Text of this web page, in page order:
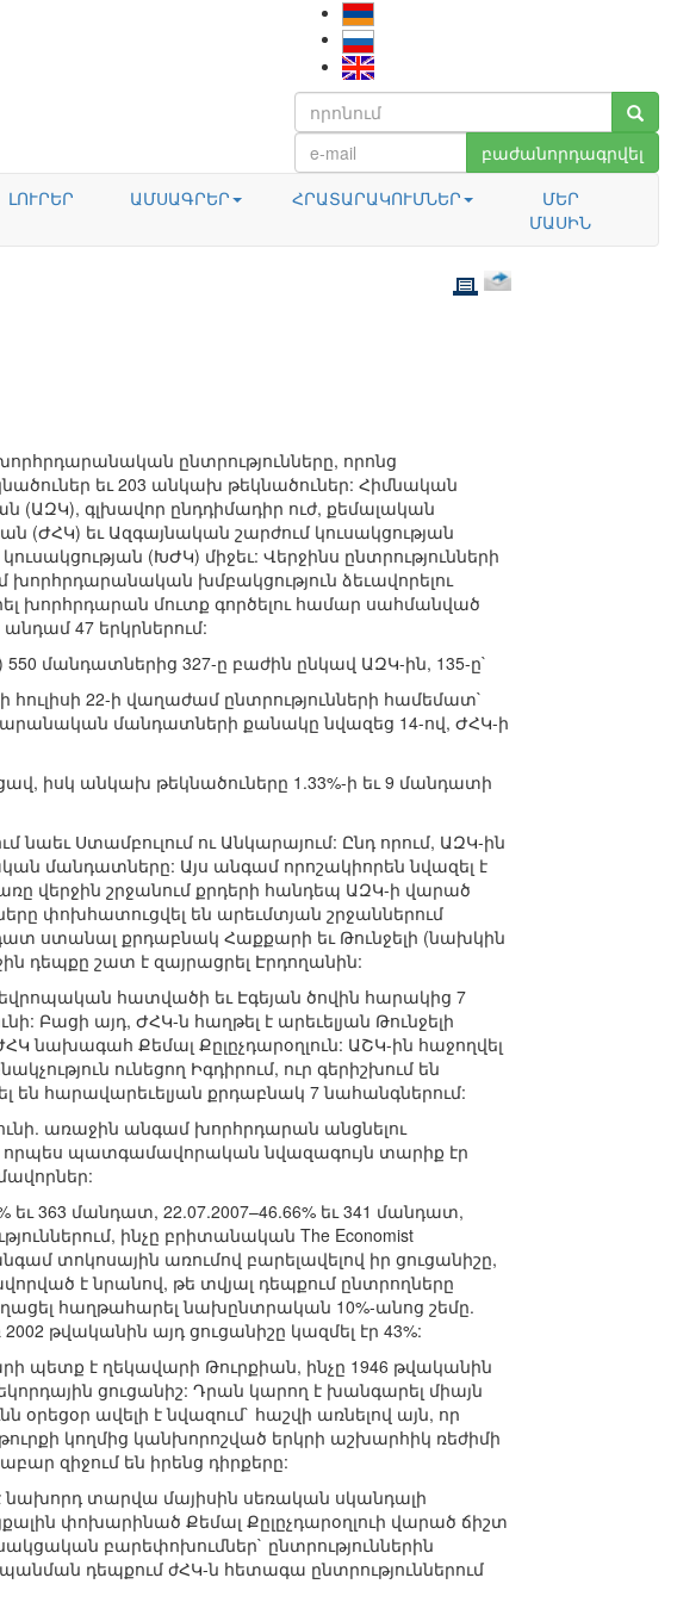
բաժանորդագրվել
ԼՈՒՐԵՐ ԱՄՍԱԳՐԵՐ ՀՐԱՏԱՐԱԿՈՒՄՆԵՐ
ՄԵՐ
ՄԱՍԻՆ
ընտրությունները, որոնց
եւ 203 անկախ թեկնածուներ: Հիմնական
(ԱԶԿ), գլխավոր ընդդիմադիր ուժ, քեմալական
(ԺՀԿ) եւ Ազգայնական շարժում կուսակցության
(ԽԺԿ) միջեւ: Վերջինս ընտրությունների
խմբակցություն ձեւավորելու
խորհրդարան մուտք գործելու համար սահմանված
47 երկրներում:
550 մանդատներից 327-ը բաժին ընկավ ԱԶԿ-ին, 135-ը`
22-ի վաղաժամ ընտրությունների համեմատ`
մանդատների քանակը նվազեց 14-ով, ԺՀԿ-ի
իսկ անկախ թեկնածուները 1.33%-ի եւ 9 մանդատի
Ստամբուլում ու Անկարայում: Ընդ որում, ԱԶԿ-ին
մանդատները: Այս անգամ որոշակիորեն նվազել է
վերջին շրջանում քրդերի հանդեպ ԱԶԿ-ի վարած
փոխհատուցվել են արեւմտյան շրջաններում
ստանալ քրդաբնակ Հաքքարի եւ Թունջելի (նախկին
դեպքը շատ է զայրացրել Էրդողանին:
եվրոպական հատվածի եւ Էգեյան ծովին հարակից 7
Բացի այդ, ԺՀԿ-ն հաղթել է արեւելյան Թունջելի
նախագահ Քեմալ Քըլըչդարօղլուն: ԱՇԿ-ին հաջողվել
ունեցող Իգդիրում, ուր գերիշխում են
հարավարեւելյան քրդաբնակ 7 նահանգներում:
առաջին անգամ խորհրդարան անցնելու
որպես պատգամավորական նվազագույն տարիք էր
363 մանդատ, 22.07.2007–46.66% եւ 341 մանդատ,
ինչը բրիտանական The Economist
տոկոսային առումով բարելավելով իր ցուցանիշը,
է նրանով, թե տվյալ դեպքում ընտրողները
հաղթահարել նախընտրական 10%-անոց շեմը.
թվականին այդ ցուցանիշը կազմել էր 43%:
պետք է ղեկավարի Թուրքիան, ինչը 1946 թվականին
ցուցանիշ: Դրան կարող է խանգարել միայն
ավելի է նվազում` հաշվի առնելով այն, որ
կողմից կանխորոշված երկրի աշխարհիկ ռեժիմի
զիջում են իրենց դիրքերը:
է նախորդ տարվա մայիսին սեռական սկանդալի
փոխարինած Քեմալ Քըլըչդարօղլուի վարած ճիշտ
բարեփոխումներ` ընտրություններին
դեպքում ժՀԿ-ն հետագա ընտրություններում